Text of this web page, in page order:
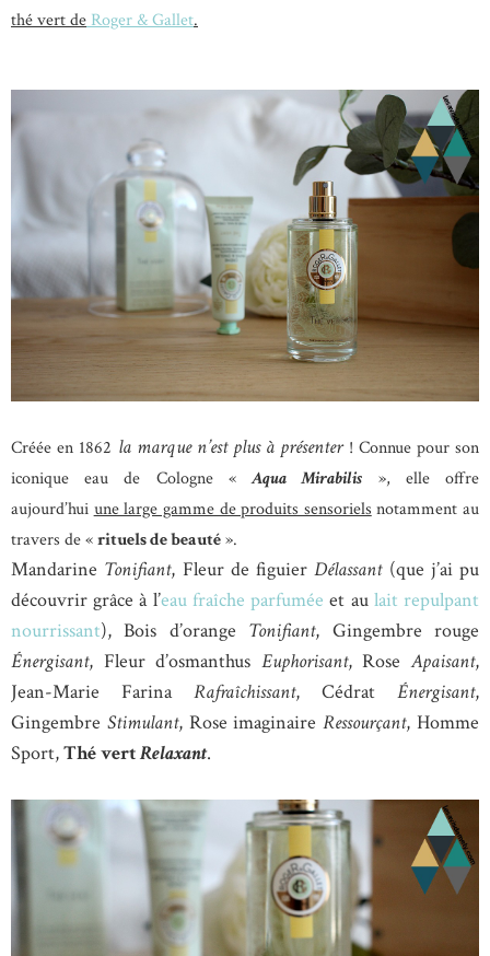
thé vert de Roger & Gallet.
Créée en 1862 la marque n’est plus à présenter! Connue pour son
iconique eau de Cologne «Aqua Mirabilis », elle offre
aujourd’huiune large gamme de produits sensorielsnotamment au
travers de «rituels de beauté».
Mandarine Tonifiant, Fleur de figuierDélassant(que j’ai pu
découvrir grâce à l’eau fraîche parfumée et au lait repulpant
nourrissant), Bois d’orange Tonifiant, Gingembre rouge
Énergisant, Fleur d’osmanthus Euphorisant, RoseApaisant,
Jean-Marie Farina Rafraîchissant, Cédrat Énergisant,
Gingembre Stimulant, Rose imaginaireRessourçant, Homme
Sport,Thé vertRelaxant.